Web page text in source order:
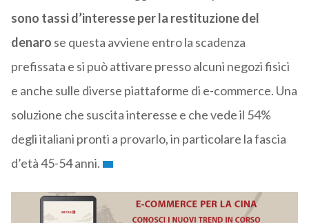
sono tassi d’interesse per la restituzione del
denaro se questa avviene entro la scadenza
prefissata e si può attivare presso alcuni negozi fisici
e anche sulle diverse piattaforme di e-commerce. Una
soluzione che suscita interesse e che vede il 54%
degli italiani pronti a provarlo, in particolare la fascia
d’età 45-54 anni.